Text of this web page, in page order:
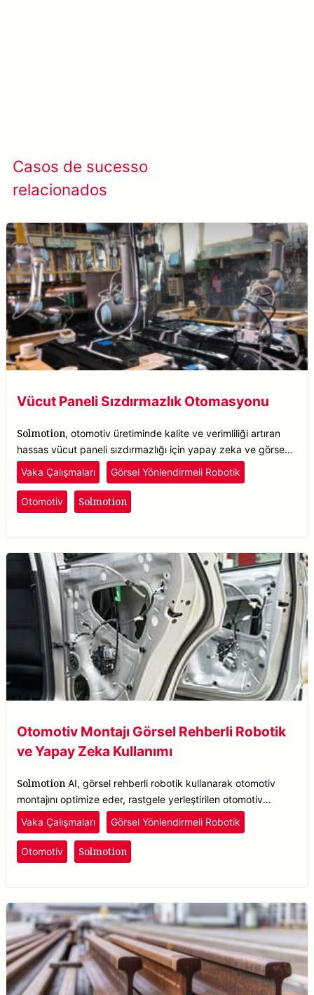
Casos de sucesso
relacionados
Vücut Paneli Sızdırmazlık Otomasyonu
Solmotion, otomotiv üretiminde kalite ve verimliliği artıran
hassas vücut paneli sızdırmazlığı için yapay zeka ve görsel
rehberli robotikleri birleştirir.
Vaka Çalışmaları Görsel Yönlendirmeli Robotik
Otomotiv Solmotion
Otomotiv Montajı Görsel Rehberli Robotik
ve Yapay Zeka Kullanımı
Solmotion AI, görsel rehberli robotik kullanarak otomotiv
montajını optimize eder, rastgele yerleştirilen otomotiv
parçalarını, yönelim fark etmeksizin hassasiyetle tespit eder.
Vaka Çalışmaları Görsel Yönlendirmeli Robotik
Otomotiv Solmotion